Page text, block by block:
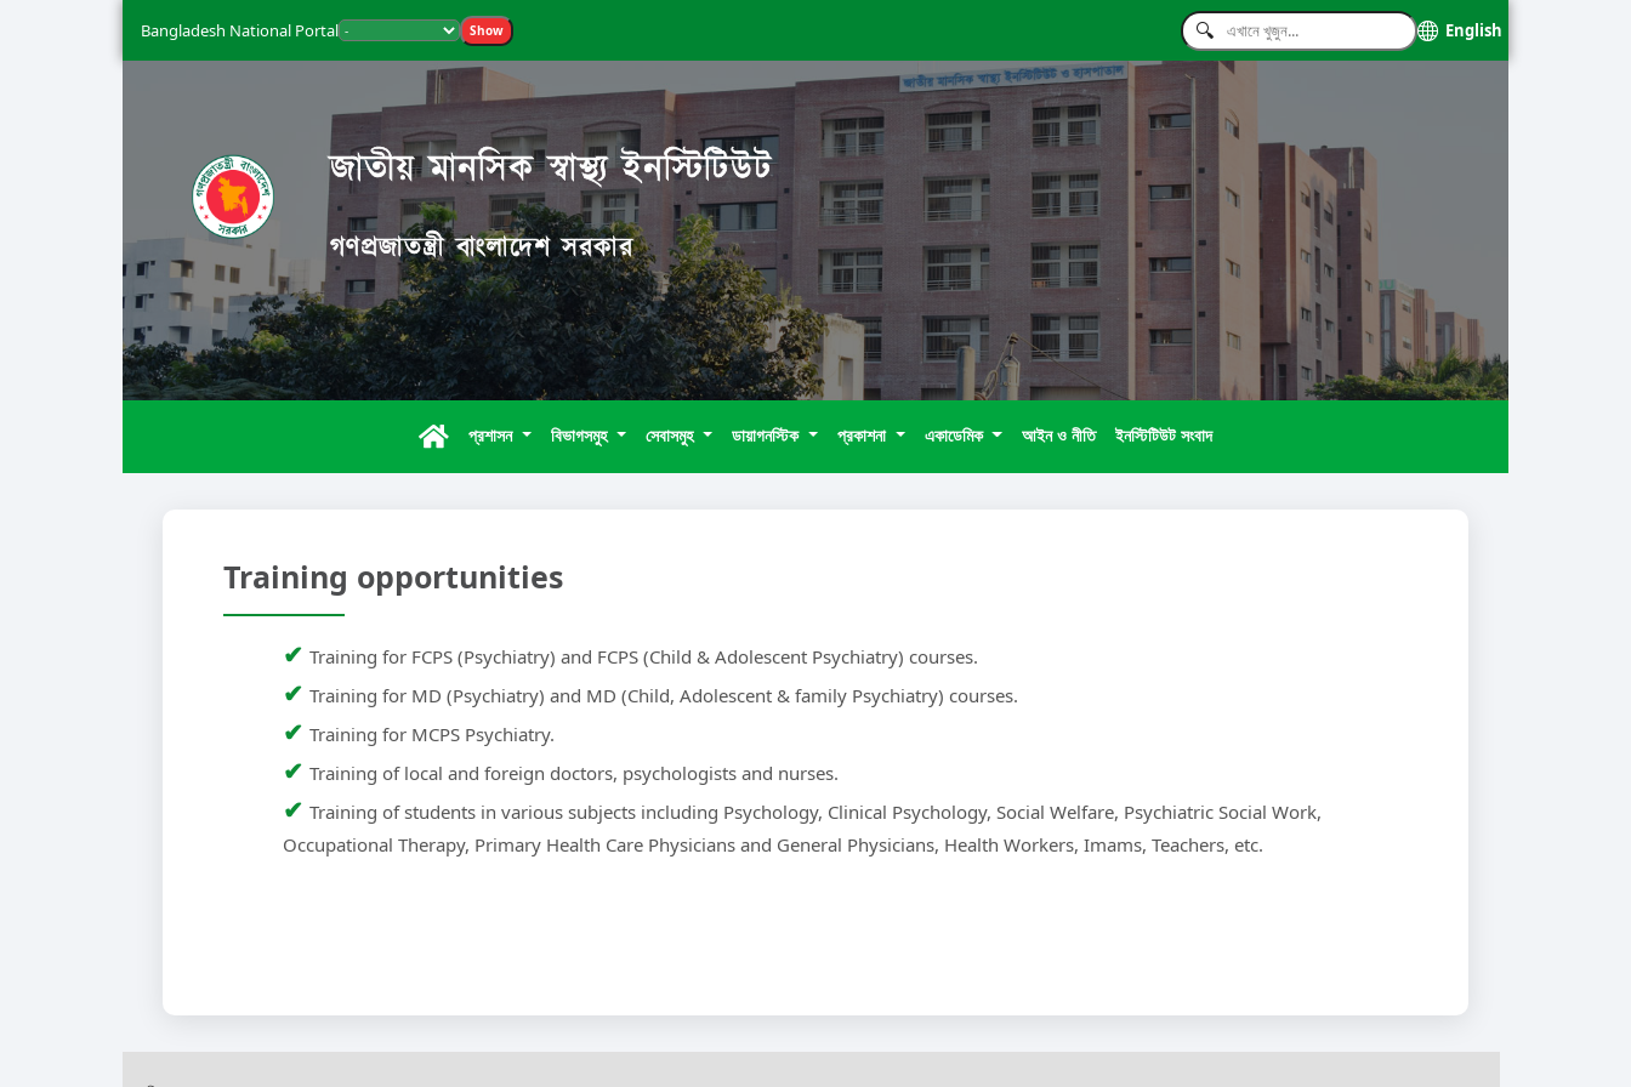
Bangladesh National Portal Show English
জাতীয় মানসিক স্বাস্থ্য ইনস্টিটিউট
গণপ্রজাতন্ত্রী বাংলাদেশ সরকার
প্রশাসন বিভাগসমুহ সেবাসমুহ ডায়াগনস্টিক প্রকাশনা একাডেমিক আইন ও নীতি ইনস্টিটিউট সংবাদ
Training opportunities
✔Training for FCPS (Psychiatry) and FCPS (Child & Adolescent Psychiatry) courses.
✔Training for MD (Psychiatry) and MD (Child, Adolescent & family Psychiatry) courses.
✔Training for MCPS Psychiatry.
✔Training of local and foreign doctors, psychologists and nurses.
✔Training of students in various subjects including Psychology, Clinical Psychology, Social Welfare, Psychiatric Social Work,
Occupational Therapy, Primary Health Care Physicians and General Physicians, Health Workers, Imams, Teachers, etc.